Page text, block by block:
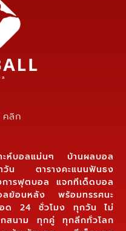
คลิก
ห์บอลแม่นๆ บ้านผลบอล
วัน ตารางคะแนนฟันธง
ารฟุตบอล แจกทีเด็ดบอล
ย้อนหลัง พร้อมทรรศนะ
ด 24 ชั่วโมง ทุกวัน ไม่
กสนาม ทุกคู่ ทุกลีกทั่วโลก